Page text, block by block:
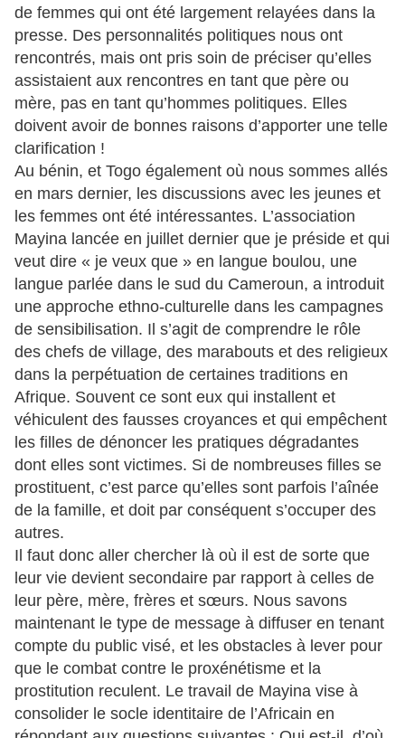
de femmes qui ont été largement relayées dans la
presse. Des personnalités politiques nous ont
rencontrés, mais ont pris soin de préciser qu’elles
assistaient aux rencontres en tant que père ou
mère, pas en tant qu’hommes politiques. Elles
doivent avoir de bonnes raisons d’apporter une telle
clarification !
Au bénin, et Togo également où nous sommes allés
en mars dernier, les discussions avec les jeunes et
les femmes ont été intéressantes. L’association
Mayina lancée en juillet dernier que je préside et qui
veut dire « je veux que » en langue boulou, une
langue parlée dans le sud du Cameroun, a introduit
une approche ethno-culturelle dans les campagnes
de sensibilisation. Il s’agit de comprendre le rôle
des chefs de village, des marabouts et des religieux
dans la perpétuation de certaines traditions en
Afrique. Souvent ce sont eux qui installent et
véhiculent des fausses croyances et qui empêchent
les filles de dénoncer les pratiques dégradantes
dont elles sont victimes. Si de nombreuses filles se
prostituent, c’est parce qu’elles sont parfois l’aînée
de la famille, et doit par conséquent s’occuper des
autres.
Il faut donc aller chercher là où il est de sorte que
leur vie devient secondaire par rapport à celles de
leur père, mère, frères et sœurs. Nous savons
maintenant le type de message à diffuser en tenant
compte du public visé, et les obstacles à lever pour
que le combat contre le proxénétisme et la
prostitution reculent. Le travail de Mayina vise à
consolider le socle identitaire de l’Africain en